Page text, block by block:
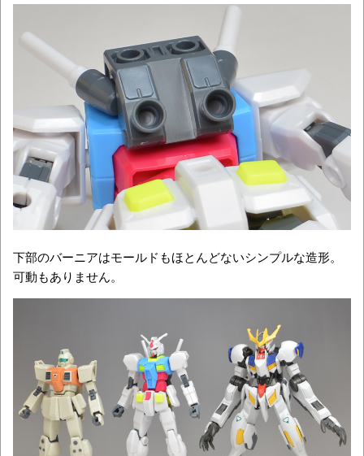
下部のバーニアはモールドもほとんどないシンプルな造形。
可動もありません。